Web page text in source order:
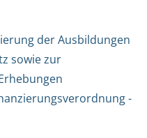
der Ausbildungen
sowie zur
-